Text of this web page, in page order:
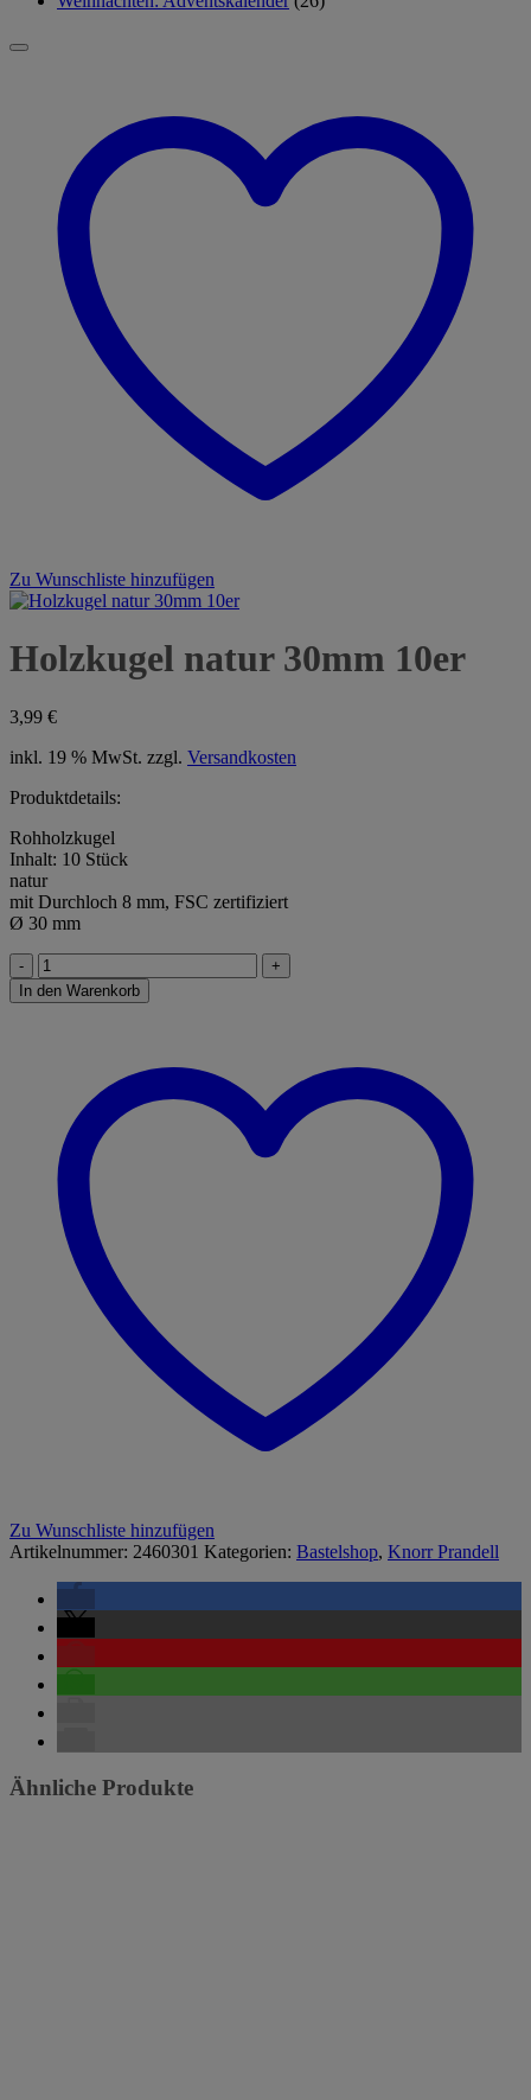
Zu Wunschliste hinzufügen
Holzkugel natur 30mm 10er
3,99 €
inkl. 19 % MwSt. zzgl. Versandkosten
Produktdetails:
Rohholzkugel
Inhalt: 10 Stück
natur
mit Durchloch 8 mm, FSC zertifiziert
Ø 30 mm
Holzkugel
natur
30mm
In den Warenkorb
Zu Wunschliste hinzufügen
Artikelnummer: 2460301 Kategorien: Bastelshop, Knorr Prandell
Ähnliche Produkte